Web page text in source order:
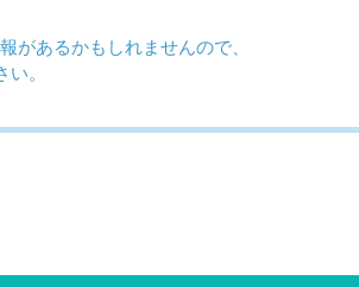
あるかもしれませんので、
。